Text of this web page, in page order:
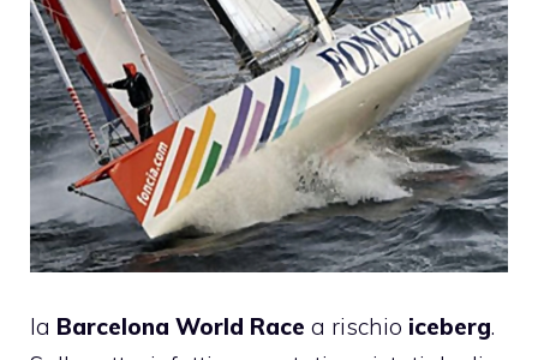
la Barcelona World Race a rischio iceberg.